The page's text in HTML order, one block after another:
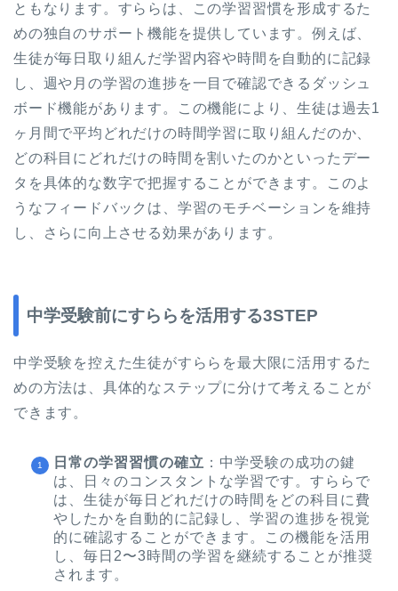
ともなります。すららは、この学習習慣を形成するた
めの独自のサポート機能を提供しています。例えば、
生徒が毎日取り組んだ学習内容や時間を自動的に記録
し、週や月の学習の進捗を一目で確認できるダッシュ
ボード機能があります。この機能により、生徒は過去1
ヶ月間で平均どれだけの時間学習に取り組んだのか、
どの科目にどれだけの時間を割いたのかといったデー
タを具体的な数字で把握することができます。このよ
うなフィードバックは、学習のモチベーションを維持
し、さらに向上させる効果があります。
中学受験前にすららを活用する3STEP
中学受験を控えた生徒がすららを最大限に活用するた
めの方法は、具体的なステップに分けて考えることが
できます。
日常の学習習慣の確立 ：中学受験の成功の鍵
は、日々のコンスタントな学習です。すららで
は、生徒が毎日どれだけの時間をどの科目に費
やしたかを自動的に記録し、学習の進捗を視覚
的に確認することができます。この機能を活用
し、毎日2〜3時間の学習を継続することが推奨
されます。